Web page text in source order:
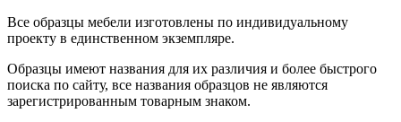
Все образцы мебели изготовлены по индивидуальному
проекту в единственном экземпляре.
Образцы имеют названия для их различия и более быстрого
поиска по сайту, все названия образцов не являются
зарегистрированным товарным знаком.